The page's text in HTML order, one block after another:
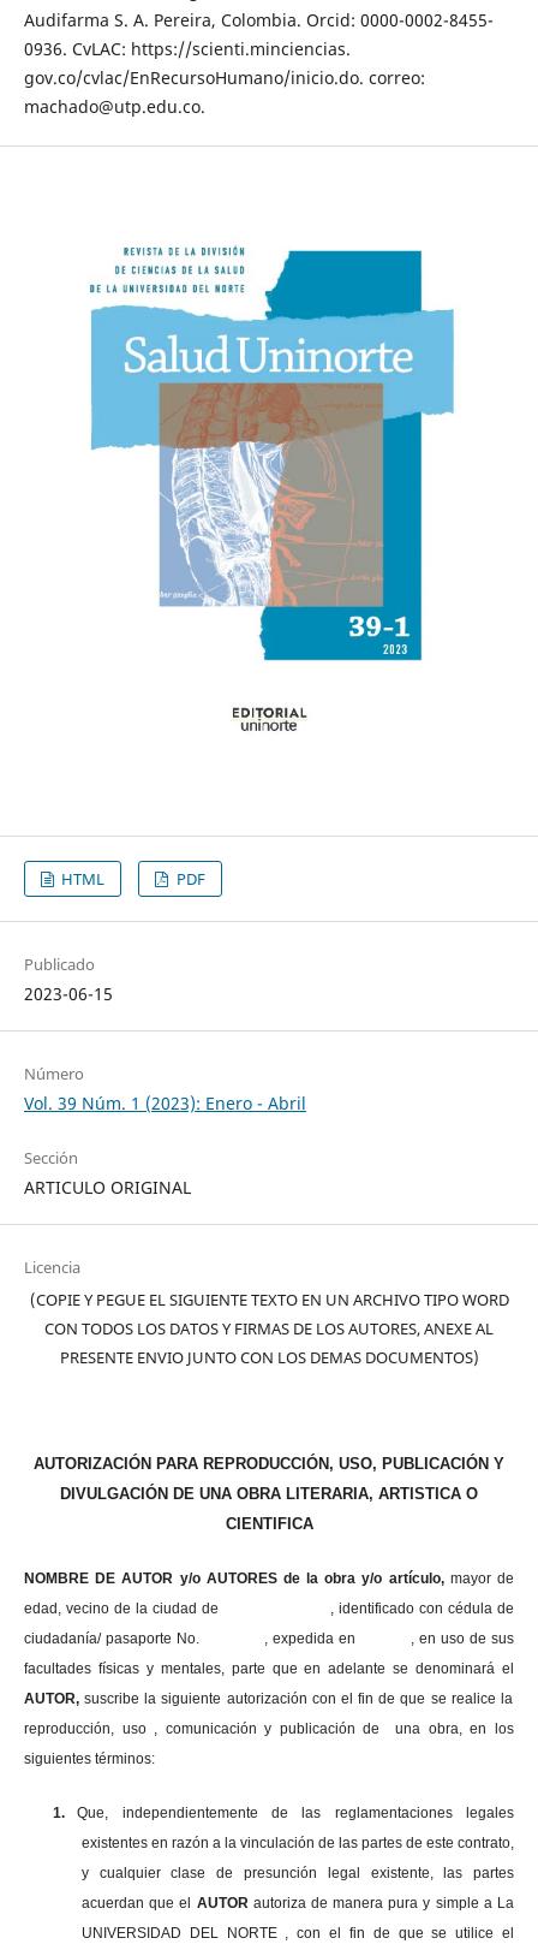
Audifarma S. A. Pereira, Colombia. Orcid: 0000-0002-8455-
0936. CvLAC: https://scienti.minciencias.
gov.co/cvlac/EnRecursoHumano/inicio.do. correo:
machado@utp.edu.co.
HTML PDF
Publicado
2023-06-15
Número
Vol. 39 Núm. 1 (2023): Enero - Abril
Sección
ARTICULO ORIGINAL
Licencia
(COPIE Y PEGUE EL SIGUIENTE TEXTO EN UN ARCHIVO TIPO WORD
CON TODOS LOS DATOS Y FIRMAS DE LOS AUTORES, ANEXE AL
PRESENTE ENVIO JUNTO CON LOS DEMAS DOCUMENTOS)
AUTORIZACIÓN PARA REPRODUCCIÓN, USO, PUBLICACIÓN Y
DIVULGACIÓN DE UNA OBRA LITERARIA, ARTISTICA O
CIENTIFICA
NOMBRE DE AUTOR y/o AUTORES de la obra y/o artículo, mayor de
edad, vecino de la ciudad de , identificado con cédula de
ciudadanía/ pasaporte No. , expedida en , en uso de sus
facultades físicas y mentales, parte que en adelante se denominará el
AUTOR,suscribe la siguiente autorización con el fin de que se realice la
reproducción, uso , comunicación y publicación de una obra, en los
siguientes términos:
1.
Que, independientemente de las reglamentaciones legales
existentes en razón a la vinculación de las partes de este contrato,
y cualquier clase de presunción legal existente, las partes
acuerdan que el AUTOR autoriza de manera pura y simple a La
UNIVERSIDAD DEL NORTE , con el fin de que se utilice el